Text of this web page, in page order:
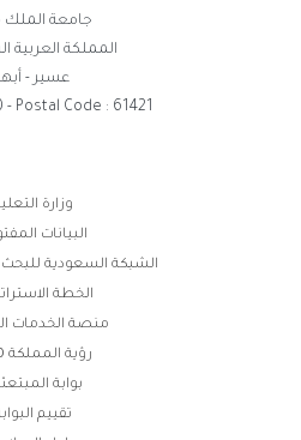
جامعة الملك
المملكة العربية
عسير -
- Postal Code : 61421
وزارة
البيانات
الشبكة السعودية للبحث
الخطة
منصة الخدمات
رؤية المملكة 2030
بوابة
تقييم